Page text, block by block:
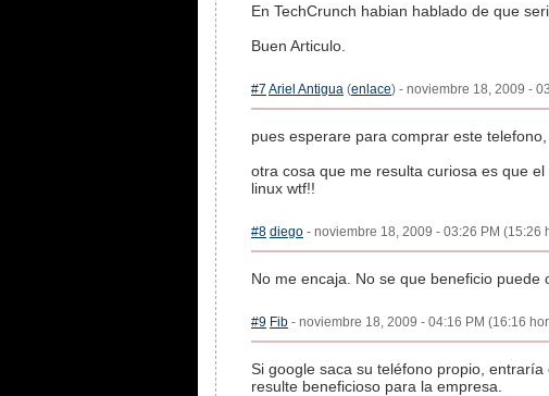
En TechCrunch habian hablado de que
Buen Articulo.
#7 Ariel Antigua (enlace) - noviembre 18, 2009 -
pues esperare para comprar este
otra cosa que me resulta curiosa es que
linux wtf!!
#8 diego - noviembre 18, 2009 - 03:26 PM (15:26
No me encaja. No se que beneficio puede
#9 Fib - noviembre 18, 2009 - 04:16 PM (16:16
Si google saca su teléfono propio,
resulte beneficioso para la empresa.